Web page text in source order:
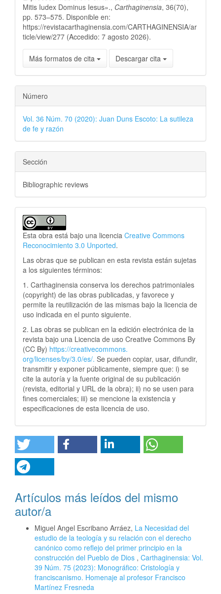
Mitis Iudex Dominus Iesus»., Carthaginensia, 36(70),
pp. 573–575. Disponible en:
https://revistacarthaginensia.com/CARTHAGINENSIA/ar
ticle/view/277 (Accedido: 7 agosto 2026).
Más formatos de cita Descargar cita
Número
Vol. 36 Núm. 70 (2020): Juan Duns Escoto: La sutileza
de fe y razón
Sección
Bibliographic reviews
Esta obra está bajo una licencia Creative Commons
Reconocimiento 3.0 Unported.
Las obras que se publican en esta revista están sujetas
a los siguientes términos:
1. Carthaginensia conserva los derechos patrimoniales
(copyright) de las obras publicadas, y favorece y
permite la reutilización de las mismas bajo la licencia de
uso indicada en el punto siguiente.
2. Las obras se publican en la edición electrónica de la
revista bajo una Licencia de uso Creative Commons By
(CC By) https://creativecommons.
org/licenses/by/3.0/es/. Se pueden copiar, usar, difundir,
transmitir y exponer públicamente, siempre que: i) se
cite la autoría y la fuente original de su publicación
(revista, editorial y URL de la obra); ii) no se usen para
fines comerciales; iii) se mencione la existencia y
especificaciones de esta licencia de uso.
Artículos más leídos del mismo
autor/a
Miguel Angel Escribano Arráez, La Necesidad del
estudio de la teología y su relación con el derecho
canónico como reflejo del primer principio en la
construcción del Pueblo de Dios , Carthaginensia: Vol.
39 Núm. 75 (2023): Monográfico: Cristología y
franciscanismo. Homenaje al profesor Francisco
Martínez Fresneda